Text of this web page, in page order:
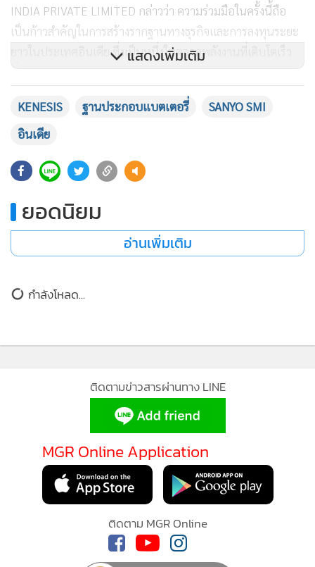
INDIA PRIVATE LIMITED กล่าวว่า ความร่วมมือในครั้งนี้ถือ
เป็นก้าวสำคัญในการสร้างรากฐานทางธุรกิจและการลงทุนระยะ
ยาวในประเทศอินเดีย ซึ่งเป็นหนึ่งในตลาดพลังงานที่เติบโตเร็ว
ที่สุดของโลก
“เรามองเห็นศักยภาพของตลาดระบบกักเก็บพลังงานและ
พลังงานสะอาดในอินเดีย รวมถึงโอกาสในการขยายธุรกิจไปยัง
การเงิน การบริหารจัดการ และเครือข่ายพันธมิตรระหว่าง
สร้างความเชื่อมั่นให้กับนักลงทุนและพันธมิตรทางธุรกิจใน
อนาคต”
นาง Anjana Tiwana กล่าวเพิ่มเติมว่า บริษัทมีเป้าหมายพัฒนา
สากล เพื่อรองรับการเติบโตของอุตสาหกรรมพลังงานสะอาด
และสร้างความแข็งแกร่งให้กับแบรนด์ SANYO SMI × KENESIS
แสดงเพิ่มเติม
KENESIS ฐานประกอบแบตเตอรี่
SANYO SMI
อินเดีย
ยอดนิยม
อ่านเพิ่มเติม
กำลังโหลด...
ติดตามข่าวสารผ่านทาง LINE
MGR Online Application
ติดตาม MGR Online